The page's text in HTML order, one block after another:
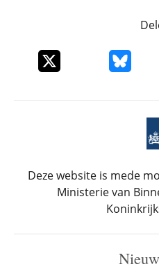
Deel dit item op XDeel dit
Deze website is mede
Ministerie van